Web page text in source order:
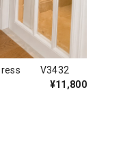
Dress V3432
¥11,800